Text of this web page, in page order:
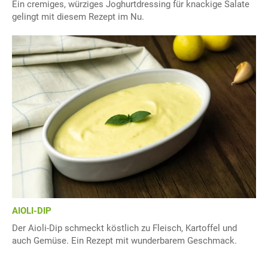
Ein cremiges, würziges Joghurtdressing für knackige Salate
gelingt mit diesem Rezept im Nu.
AIOLI-DIP
Der Aioli-Dip schmeckt köstlich zu Fleisch, Kartoffel und
auch Gemüse. Ein Rezept mit wunderbarem Geschmack.